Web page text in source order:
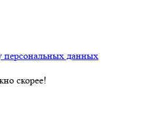
персональных данных
скорее!